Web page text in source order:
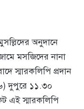
অনুদানে
মসজিদের নানা
স্মারকলিপি প্রদান
দুপুরে ১১.৩০
এই স্মারকলিপি